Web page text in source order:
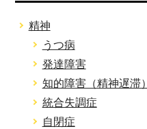
精神
うつ病
発達障害
知的障害（精神遅滞）
統合失調症
自閉症